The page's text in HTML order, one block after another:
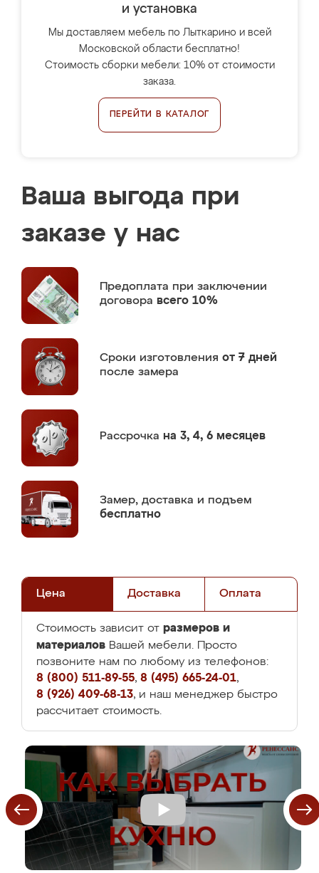
и установка
Мы доставляем мебель по Лыткарино и всей
Московской области бесплатно!
Стоимость сборки мебели: 10% от стоимости
заказа.
ПЕРЕЙТИ В КАТАЛОГ
Ваша выгода при
заказе у нас
Предоплата при заключении
договора всего 10%
Сроки изготовления от 7 дней
после замера
Рассрочка на 3, 4, 6 месяцев
Замер, доставка и подъем
бесплатно
Цена Доставка Оплата
Стоимость зависит от размеров и
материалов Вашей мебели. Просто
позвоните нам по любому из телефонов:
8 (800) 511-89-55, 8 (495) 665-24-01,
8 (926) 409-68-13, и наш менеджер быстро
рассчитает стоимость.